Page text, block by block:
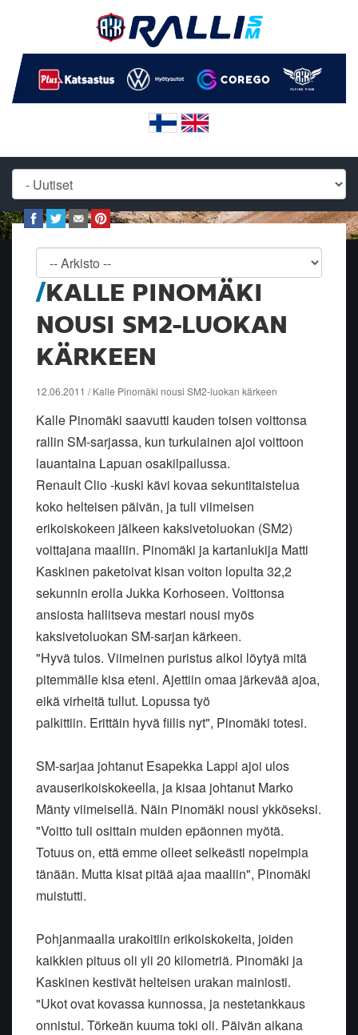
KALLE PINOMÄKI
NOUSI SM2-LUOKAN
KÄRKEEN
12.06.2011 / Kalle Pinomäki nousi SM2-luokan kärkeen
Kalle Pinomäki saavutti kauden toisen voittonsa
rallin SM-sarjassa, kun turkulainen ajoi voittoon
lauantaina Lapuan osakilpailussa.
Renault Clio -kuski kävi kovaa sekuntitaistelua
koko helteisen päivän, ja tuli viimeisen
erikoiskokeen jälkeen kaksivetoluokan (SM2)
voittajana maaliin. Pinomäki ja kartanlukija Matti
Kaskinen paketoivat kisan voiton lopulta 32,2
sekunnin erolla Jukka Korhoseen. Voittonsa
ansiosta hallitseva mestari nousi myös
kaksivetoluokan SM-sarjan kärkeen.
"Hyvä tulos. Viimeinen puristus alkoi löytyä mitä
pitemmälle kisa eteni. Ajettiin omaa järkevää ajoa,
eikä virheitä tullut. Lopussa työ
palkittiin. Erittäin hyvä fiilis nyt", Pinomäki totesi.
SM-sarjaa johtanut Esapekka Lappi ajoi ulos
avauserikoiskokeella, ja kisaa johtanut Marko
Mänty viimeisellä. Näin Pinomäki nousi ykköseksi.
"Voitto tuli osittain muiden epäonnen myötä.
Totuus on, että emme olleet selkeästi nopeimpia
tänään. Mutta kisat pitää ajaa maaliin", Pinomäki
muistutti.
Pohjanmaalla urakoitiin erikoiskokeita, joiden
kaikkien pituus oli yli 20 kilometriä. Pinomäki ja
Kaskinen kestivät helteisen urakan mainiosti.
"Ukot ovat kovassa kunnossa, ja nestetankkaus
onnistui. Törkeän kuuma toki oli. Päivän aikana